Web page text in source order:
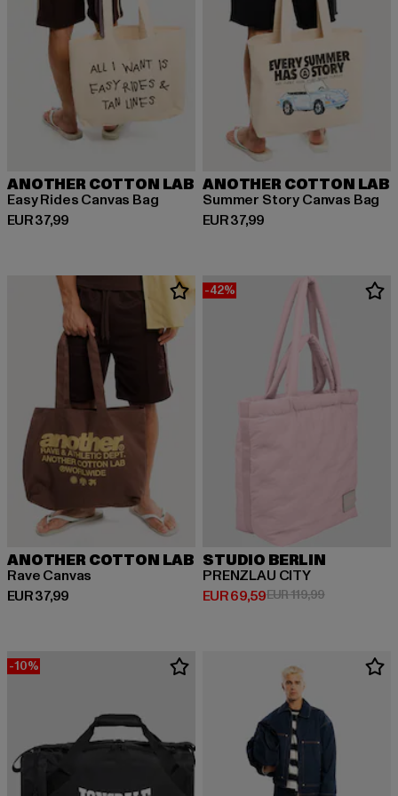
ANOTHER COTTON LAB
Easy Rides Canvas Bag
EUR 37,99
Derzeitiger Preis: EUR 37,99
ANOTHER COTTON LAB
Summer Story Canvas Bag
EUR 37,99
Derzeitiger Preis: EUR 37,99
ANOTHER COTTON LAB
Rave Canvas
EUR 37,99
Derzeitiger Preis: EUR 37,99
-42%
STUDIO BERLIN
PRENZLAU CITY
EUR 69,59
Derzeitiger Preis: EUR 69,59
EUR 119,99Aktionspreis:
-10%